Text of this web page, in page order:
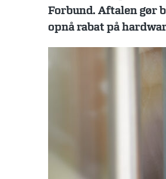
Forbund. Aftalen gør
opnå rabat på